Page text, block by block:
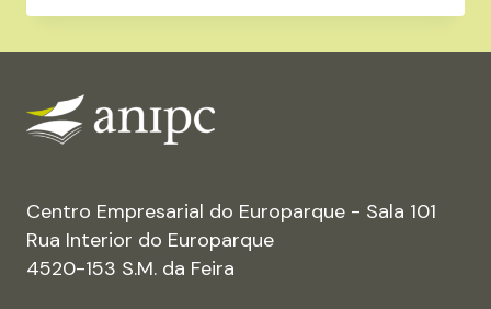
DE
FEEDBACK
Centro Empresarial do Europarque - Sala 101
Rua Interior do Europarque
4520-153 S.M. da Feira